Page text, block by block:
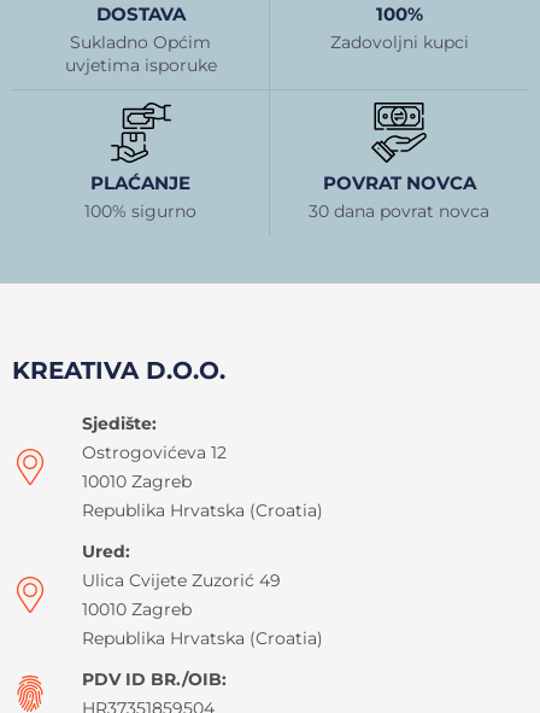
DOSTAVA
Sukladno Općim
uvjetima isporuke
100%
Zadovoljni kupci
PLAĆANJE
100% sigurno
POVRAT NOVCA
30 dana povrat novca
KREATIVA D.O.O.
Sjedište:
Ostrogovićeva 12
10010 Zagreb
Republika Hrvatska (Croatia)
Ured:
Ulica Cvijete Zuzorić 49
10010 Zagreb
Republika Hrvatska (Croatia)
PDV ID BR./OIB:
HR37351859504